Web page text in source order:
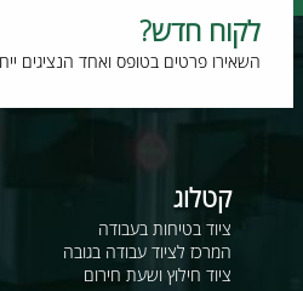
חדש?
פרטים בטופס ואחד הנציגים ייחזור אליכם